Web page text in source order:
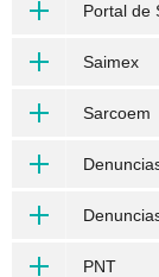
Portal de
Saimex
Sarcoem
PNT